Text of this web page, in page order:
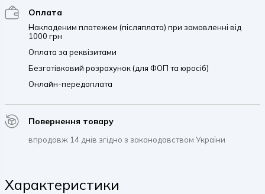
Оплата
Накладеним платежем (післяплата) при замовленні від
1000 грн
Оплата за реквізитами
Безготівковий розрахунок (для ФОП та юросіб)
Онлайн-передоплата
Повернення товару
впродовж 14 днів згідно з законодавством України
Характеристики